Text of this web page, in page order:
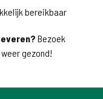
bereikbaar
Bezoek
gezond!